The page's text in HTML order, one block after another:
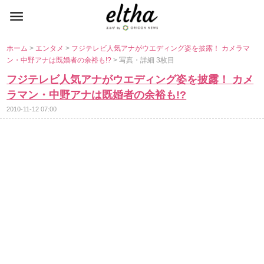
ホーム> エンタメ> フジテレビ人気アナがウエディング姿を披露！ カメラマ
ン・中野アナは既婚者の余裕も!?> 写真・詳細 3枚目
フジテレビ人気アナがウエディング姿を披露！ カメ
ラマン・中野アナは既婚者の余裕も!?
2010-11-12 07:00